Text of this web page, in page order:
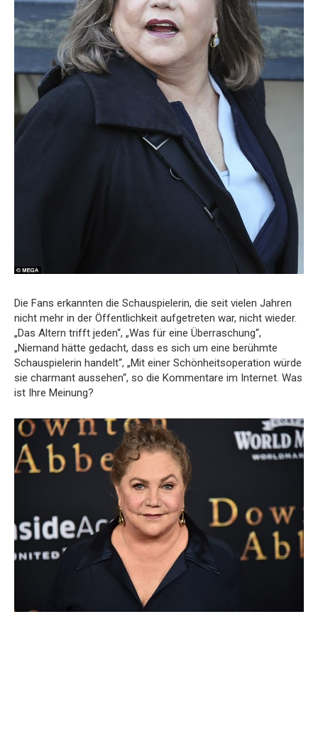
Die Fans erkannten die Schauspielerin, die seit vielen Jahren
nicht mehr in der Öffentlichkeit aufgetreten war, nicht wieder.
„Das Altern trifft jeden“, „Was für eine Überraschung“,
„Niemand hätte gedacht, dass es sich um eine berühmte
Schauspielerin handelt“, „Mit einer Schönheitsoperation würde
sie charmant aussehen“, so die Kommentare im Internet. Was
ist Ihre Meinung?